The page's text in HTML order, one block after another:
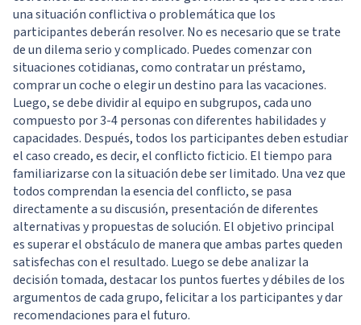
una situación conflictiva o problemática que los
participantes deberán resolver. No es necesario que se trate
de un dilema serio y complicado. Puedes comenzar con
situaciones cotidianas, como contratar un préstamo,
comprar un coche o elegir un destino para las vacaciones.
Luego, se debe dividir al equipo en subgrupos, cada uno
compuesto por 3-4 personas con diferentes habilidades y
capacidades. Después, todos los participantes deben estudiar
el caso creado, es decir, el conflicto ficticio. El tiempo para
familiarizarse con la situación debe ser limitado. Una vez que
todos comprendan la esencia del conflicto, se pasa
directamente a su discusión, presentación de diferentes
alternativas y propuestas de solución. El objetivo principal
es superar el obstáculo de manera que ambas partes queden
satisfechas con el resultado. Luego se debe analizar la
decisión tomada, destacar los puntos fuertes y débiles de los
argumentos de cada grupo, felicitar a los participantes y dar
recomendaciones para el futuro.